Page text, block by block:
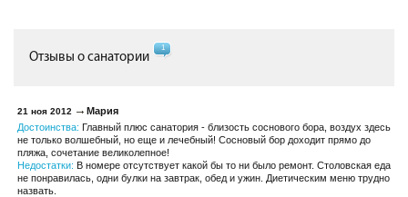
Отзывы о санатории
1
21 ноя 2012
Мария
Достоинства: Главный плюс санатория - близость соснового бора, воздух здесь
не только волшебный, но еще и лечебный! Сосновый бор доходит прямо до
пляжа, сочетание великолепное!
Недостатки: В номере отсутствует какой бы то ни было ремонт. Столовская еда
не понравилась, одни булки на завтрак, обед и ужин. Диетическим меню трудно
назвать.